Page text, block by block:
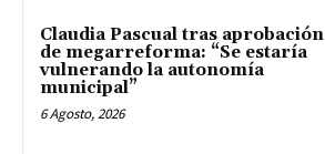
Claudia Pascual tras aprobación
de megarreforma: “Se estaría
vulnerando la autonomía
municipal”
6 Agosto, 2026